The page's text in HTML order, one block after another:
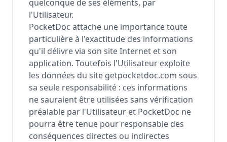
quelconque de ses éléments, par
l'Utilisateur.
PocketDoc attache une importance toute
particulière à l'exactitude des informations
qu'il délivre via son site Internet et son
application. Toutefois l'Utilisateur exploite
les données du site getpocketdoc.com sous
sa seule responsabilité : ces informations
ne sauraient être utilisées sans vérification
préalable par l'Utilisateur et PocketDoc ne
pourra être tenue pour responsable des
conséquences directes ou indirectes